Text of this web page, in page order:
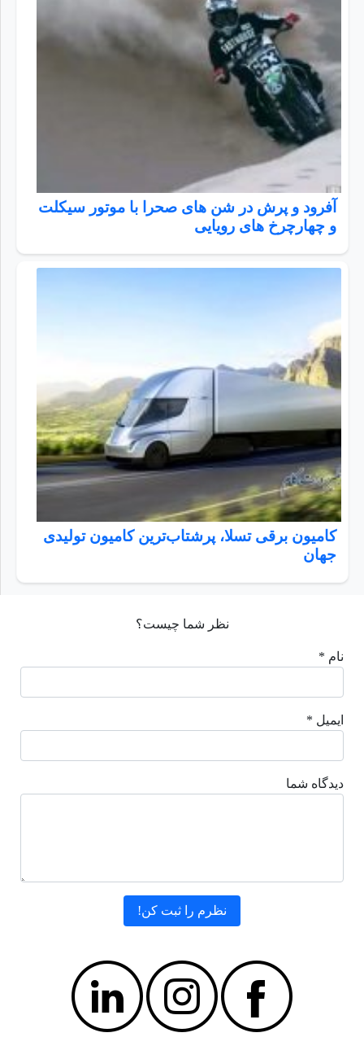
آفرود و پرش در شن های صحرا با موتور سیکلت
و چهارچرخ های رویایی
کامیون برقی تسلا، پرشتاب‌ترین کامیون تولیدی
جهان
نظر شما چیست؟
نام *
ایمیل *
دیدگاه شما